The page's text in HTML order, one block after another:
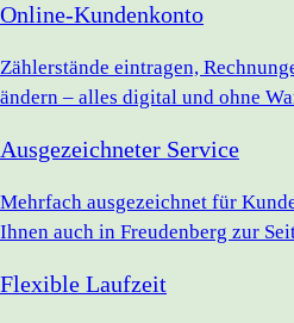
Online-Kundenkonto
Zählerstände eintragen,
ändern – alles digital und ohne
Ausgezeichneter Service
Mehrfach ausgezeichnet für
Ihnen auch in Freudenberg zur
Flexible Laufzeit